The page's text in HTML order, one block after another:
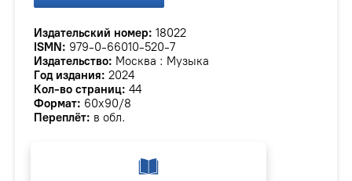
Издательский номер: 18022
ISMN: 979-0-66010-520-7
Издательство: Москва : Музыка
Год издания: 2024
Кол-во страниц: 44
Формат: 60х90/8
Переплёт: в обл.